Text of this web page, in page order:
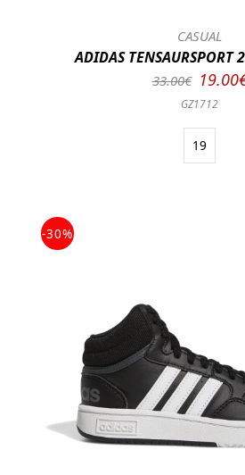
CASUAL
ADIDAS TENSAURSPORT
33.00€
GZ1712
19
-30%